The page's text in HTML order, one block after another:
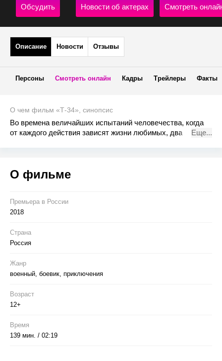
Обсудить Новости об актерах Смотреть
Описание Новости Отзывы
Персоны Смотреть онлайн Кадры Трейлеры Факты
О чем фильм «Т-34», синопсис
Во времена величайших испытаний человечества, когда
от каждого действия зависят жизни любимых, два
немецким танковым ассам во главе с Ягером. Ради своей
любви и Родины он готов идти до конца.
Еще...
О фильме
Премьера в Росcии
2018
Страна
Россия
Жанр
военный, боевик, приключения
Возраст
12+
Время
139 мин. / 02:19